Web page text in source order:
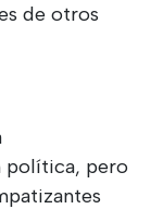
de otros
política, pero